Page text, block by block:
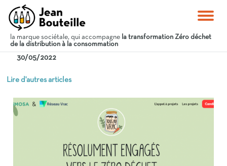
la marque sociétale, qui accompagne la transformation Zéro déchet
de la distribution à la consommation
30/05/2022
Lire d'autres articles